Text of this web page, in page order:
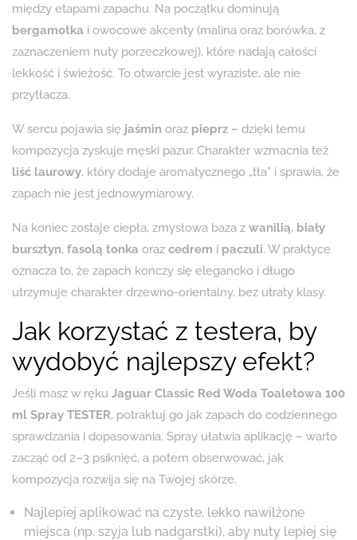
między etapami zapachu. Na początku dominują
bergamotka i owocowe akcenty (malina oraz borówka, z
zaznaczeniem nuty porzeczkowej), które nadają całości
lekkość i świeżość. To otwarcie jest wyraziste, ale nie
przytłacza.
W sercu pojawia się jaśmin oraz pieprz – dzięki temu
kompozycja zyskuje męski pazur. Charakter wzmacnia też
liść laurowy, który dodaje aromatycznego „tła” i sprawia, że
zapach nie jest jednowymiarowy.
Na koniec zostaje ciepła, zmysłowa baza z wanilią, biały
bursztyn, fasolą tonka oraz cedrem i paczuli. W praktyce
oznacza to, że zapach kończy się elegancko i długo
utrzymuje charakter drzewno-orientalny, bez utraty klasy.
Jak korzystać z testera, by
wydobyć najlepszy efekt?
Jeśli masz w ręku Jaguar Classic Red Woda Toaletowa 100
ml Spray TESTER, potraktuj go jak zapach do codziennego
sprawdzania i dopasowania. Spray ułatwia aplikację – warto
zacząć od 2–3 psiknięć, a potem obserwować, jak
kompozycja rozwija się na Twojej skórze.
Najlepiej aplikować na czyste, lekko nawilżone
miejsca (np. szyja lub nadgarstki), aby nuty lepiej się